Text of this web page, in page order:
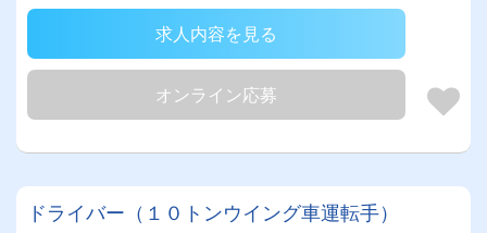
求人内容を見る
オンライン応募
ドライバー（１０トンウイング車運転手）